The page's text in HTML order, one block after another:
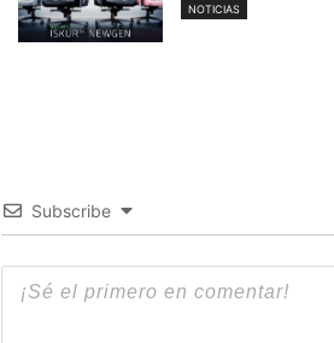
NOTICIAS
Subscribe